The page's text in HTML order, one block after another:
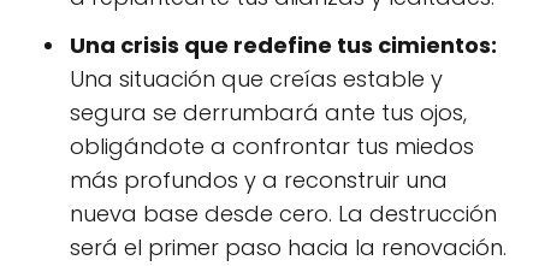
Una crisis que redefine tus cimientos:
Una situación que creías estable y
segura se derrumbará ante tus ojos,
obligándote a confrontar tus miedos
más profundos y a reconstruir una
nueva base desde cero. La destrucción
será el primer paso hacia la renovación.